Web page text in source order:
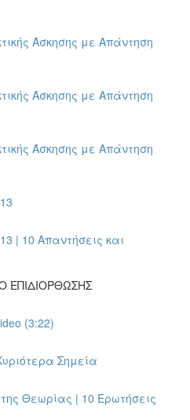
Άσκησης με Απάντηση
Άσκησης με Απάντηση
Άσκησης με Απάντηση
| 10 Απαντήσεις και
ΕΠΙΔΙΟΡΘΩΣΗΣ
(3:22)
Σημεία
Θεωρίας | 10 Ερωτήσεις